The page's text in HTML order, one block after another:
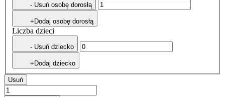
- Usuń osobę dorosłą
+Dodaj osobę dorosłą
Liczba dzieci
- Usuń dziecko
+Dodaj dziecko
Usuń